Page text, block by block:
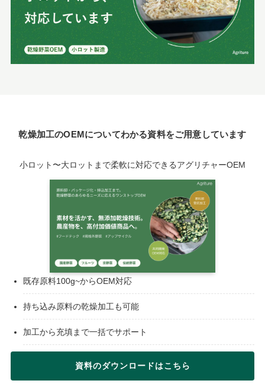
乾燥加工のOEMについてわかる資料をご用意しています
小ロット〜大ロットまで柔軟に対応できるアグリチャーOEM
既存原料100g~からOEM対応
持ち込み原料の乾燥加工も可能
加工から充填まで一括でサポート
資料のダウンロードはこちら